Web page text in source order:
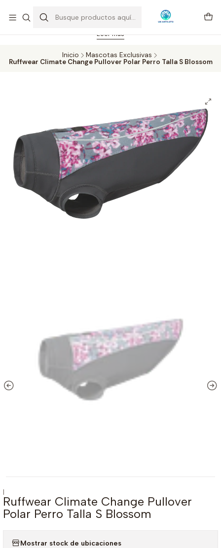
Feriado 21-05-2026 atención hasta las 14 hrs. Envío GRATIS mismo
día solo área Metropolitana Santiago por compras desde CLP 39.900.
Pedidos hasta 16 hrs., sábados y domingos hasta 14 hrs.
Leer más
Inicio
Mascotas Exclusivas
Ruffwear Climate Change Pullover Polar Perro Talla S Blossom
|
Ruffwear Climate Change Pullover
Polar Perro Talla S Blossom
Mostrar stock de ubicaciones